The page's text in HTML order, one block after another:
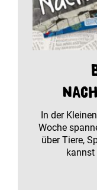
In der
Woche
über Tiere,